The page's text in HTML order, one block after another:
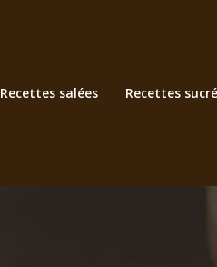
Recettes salées Recettes